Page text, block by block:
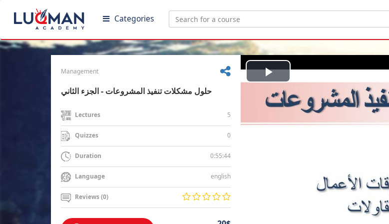
Categories
Management
حلول مشكلات تنفيذ المشروعات - الجزء الثاني
Lectures 5
Quizzes 0
Duration 0:55:44
Language english
Reviews (0)
Play
Video